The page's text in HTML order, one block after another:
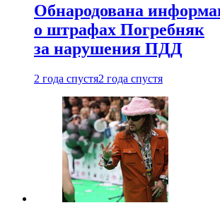
Обнародована
о штрафах Погребняк
за нарушения ПДД
2 года спустя2 года спустя